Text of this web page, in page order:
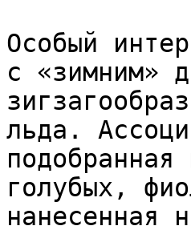
Особый
с «зимним»
льда.
голубых,
нанесенная